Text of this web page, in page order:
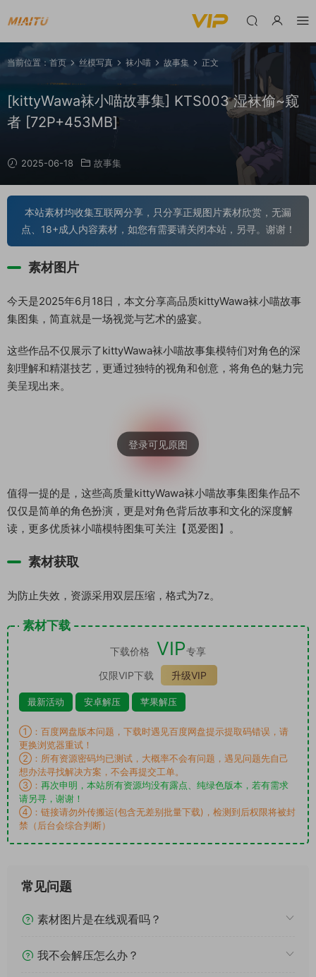
当前位置： 首页 丝模写真 袜小喵 故事集 正文
[kittyWawa袜小喵故事集] KTS003 湿袜偷~窥
者 [72P+453MB]
2025-06-18 故事集
本站素材均收集互联网分享，只分享正规图片素材欣赏，无漏
点、18+成人内容素材，如您有需要请关闭本站，另寻。谢谢！
素材图片
今天是2025年6月18日，本文分享高品质kittyWawa袜小喵故事
集图集，简直就是一场视觉与艺术的盛宴。
这些作品不仅展示了kittyWawa袜小喵故事集模特们对角色的深
刻理解和精湛技艺，更通过独特的视角和创意，将角色的魅力完
美呈现出来。
值得一提的是，这些高质量kittyWawa袜小喵故事集图集作品不
仅仅是简单的角色扮演，更是对角色背后故事和文化的深度解
读，更多优质袜小喵模特图集可关注【觅爱图】。
素材获取
为防止失效，资源采用双层压缩，格式为7z。
素材下载
下载价格 VIP专享
仅限VIP下载
升级VIP
最新活动 安卓解压 苹果解压
①：百度网盘版本问题，下载时遇见百度网盘提示提取码错误，请
更换浏览器重试！
②：所有资源密码均已测试，大概率不会有问题，遇见问题先自己
想办法寻找解决方案，不会再提交工单。
③： 再次申明，本站所有资源均没有露点、纯绿色版本，若有需求
请另寻，谢谢！
④：链接请勿外传搬运(包含无差别批量下载)，检测到后权限将被封
禁（后台会综合判断）
常见问题
素材图片是在线观看吗？
我不会解压怎么办？